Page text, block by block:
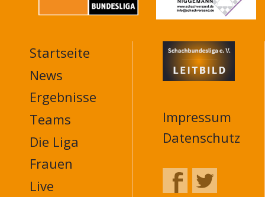
MAIN
NAVIGATION
FOOTER
Startseite
News
Ergebnisse
Teams
Die Liga
Frauen
Live
Impressum
Datenschutz